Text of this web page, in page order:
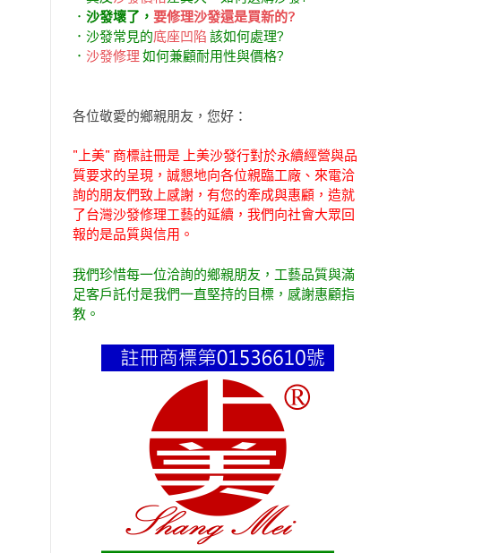
． 沙發壞了， 要修理沙發還是買新的?
．沙發常見的底座凹陷 該如何處理?
． 沙發修理 如何兼顧耐用性與價格?
各位敬愛的鄉親朋友，您好：
"上美" 商標註冊是 上美沙發行對於永續經營與品
質要求的呈現，誠懇地向各位親臨工廠、來電洽
詢的朋友們致上感謝，有您的牽成與惠顧，造就
了台灣沙發修理工藝的延續，我們向社會大眾回
報的是品質與信用。
我們珍惜每一位洽詢的鄉親朋友，工藝品質與滿
足客戶託付是我們一直堅持的目標，感謝惠顧指
教。